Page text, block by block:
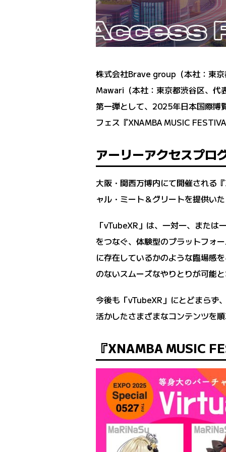
株式会社Brave group（本社：東
Mawari（本社：東京都渋谷区、
第一弾として、2025年日本国際博
フェス『XNAMBA MUSIC
アーリーアクセスプロ
大阪・関西万博内にて開催される
ャル・ミート＆グリートを提供い
「vTubeXR」は、一対一、また
をつなぐ、体験型のプラットフォ
に存在しているかのような臨場感
のないスムーズなやりとりが可能
今後も「vTubeXR」にとどまらず
活かしたさまざまなコンテンツを
『XNAMBA MUSIC